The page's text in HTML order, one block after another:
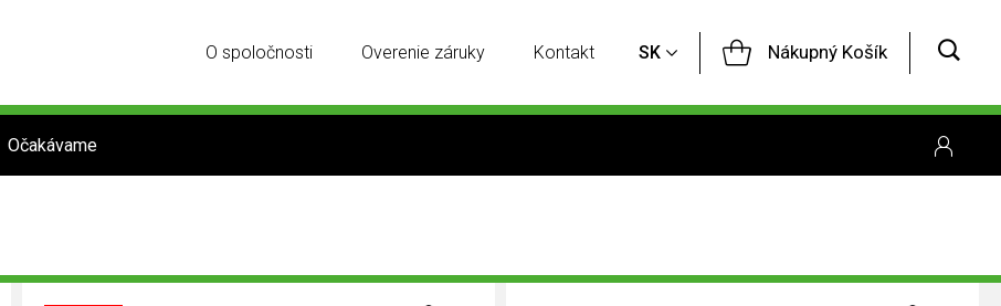
O spoločnosti Overenie záruky Kontakt SK Nákupný Košík
Očakávame